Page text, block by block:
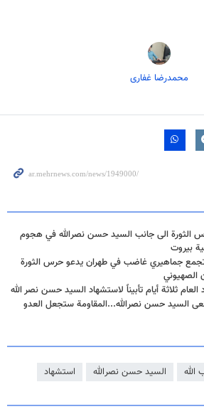
محمدرضا غفاری
الثورة الى جانب السيد حسن نصرالله في هجوم
بيروت
جماهيري غاضب في طهران يدعو حرس الثورة
الصهيوني
العام ثلاثة أيام تأبيناً لاستشهاد السيد حسن نصر الله
السید حسن نصرالله...المقاومة ستجعل العدو
الله السيد حسن نصرالله استشهاد